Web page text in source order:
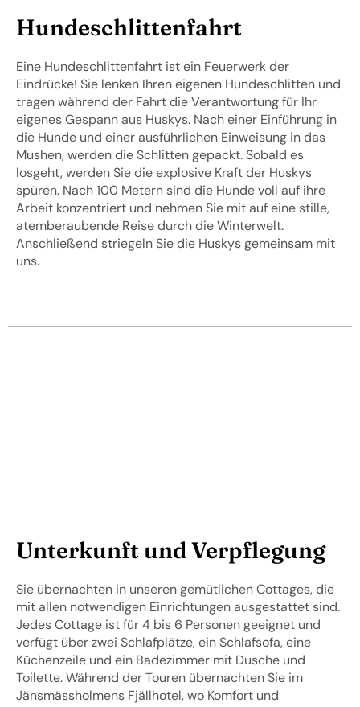
Hundeschlittenfahrt
Eine Hundeschlittenfahrt ist ein Feuerwerk der
Eindrücke! Sie lenken Ihren eigenen Hundeschlitten und
tragen während der Fahrt die Verantwortung für Ihr
eigenes Gespann aus Huskys. Nach einer Einführung in
die Hunde und einer ausführlichen Einweisung in das
Mushen, werden die Schlitten gepackt. Sobald es
losgeht, werden Sie die explosive Kraft der Huskys
spüren. Nach 100 Metern sind die Hunde voll auf ihre
Arbeit konzentriert und nehmen Sie mit auf eine stille,
atemberaubende Reise durch die Winterwelt.
Anschließend striegeln Sie die Huskys gemeinsam mit
uns.
Unterkunft und Verpflegung
Sie übernachten in unseren gemütlichen Cottages, die
mit allen notwendigen Einrichtungen ausgestattet sind.
Jedes Cottage ist für 4 bis 6 Personen geeignet und
verfügt über zwei Schlafplätze, ein Schlafsofa, eine
Küchenzeile und ein Badezimmer mit Dusche und
Toilette. Während der Touren übernachten Sie im
Jänsmässholmens Fjällhotel, wo Komfort und